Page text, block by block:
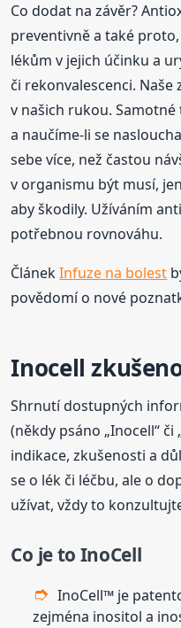
Co dodat na závěr?
preventivně a také
lékům v jejich účinku a
či rekonvalescenci.
v našich rukou.
a naučíme-li se
sebe více, než častou
v organismu být musí,
aby škodily. Užíváním
potřebnou rovnováhu.
ČlánekInfuze na bolest
povědomí o nové
Inocell
Shrnutí dostupných
(někdy psáno „Inocell“
indikace, zkušenosti a
se o lék či léčbu, ale o
užívat, vždy to
Co je to InoCell
InoCell™ je
zejména inositol a